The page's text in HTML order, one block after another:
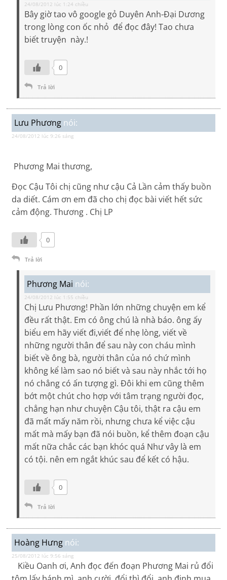
24/08/2012 lúc 1:24 chiều
Bây giờ tao vô google gỏ Duyên Anh-Đại Dương
trong lòng con ốc nhỏ để đọc đây! Tao chưa
biết truyện này.!
0
Trả lời
Lưu Phương nói:
24/08/2012 lúc 9:26 sáng
Phương Mai thương,
Đọc Cậu Tôi chị cũng như cậu Cả Lần cảm thấy buồn
da diết. Cám ơn em đã cho chị đọc bài viết hết sức
cảm động. Thương . Chị LP
0
Trả lời
Phương Mai nói:
24/08/2012 lúc 1:55 chiều
Chị Lưu Phương! Phần lớn những chuyện em kể
đều rất thật. Em có ông chú là nhà báo. ông ấy
biểu em hãy viết đi,viết để nhẹ lòng, viết về
những người thân để sau này con cháu mình
biết về ông bà, người thân của nó chứ mình
không kể làm sao nó biết và sau này nhắc tới họ
nó chẳng có ấn tượng gì. Đôi khi em cũng thêm
bớt một chút cho hợp với tâm trạng người đọc,
chẳng hạn như chuyện Cậu tôi, thật ra cậu em
đã mất mấy năm rồi, nhưng chưa kể việc cậu
mất mà mấy bạn đã nói buồn, kể thêm đoạn cậu
mất nữa chắc các bạn khóc quá Như vây là em
có tội. nên em ngắt khúc sau để kết có hậu.
0
Trả lời
Hoàng Hưng nói:
25/08/2012 lúc 9:56 sáng
Kiều Oanh ơi, Anh đọc đến đoạn Phương Mai rủ đổi